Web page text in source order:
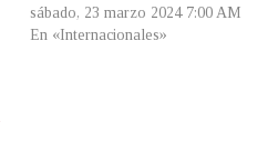
sábado, 23 marzo 2024 7:00 AM
En «Internacionales»